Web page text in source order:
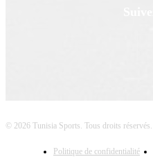
© 2026 Tunisia Sports. Tous droits réservés.
Politique de confidentialité